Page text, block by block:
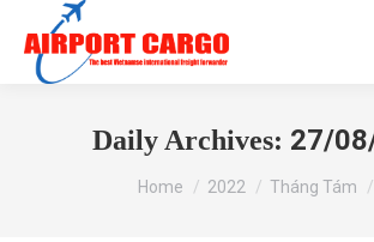
Daily Archives: 27/
You are here:
Home 2022 Tháng Tám